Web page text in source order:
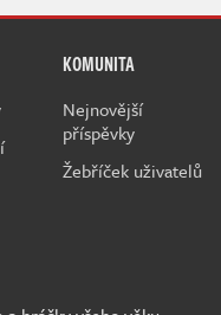
KOMUNITA
Nejnovější
příspěvky
Žebříček uživatelů